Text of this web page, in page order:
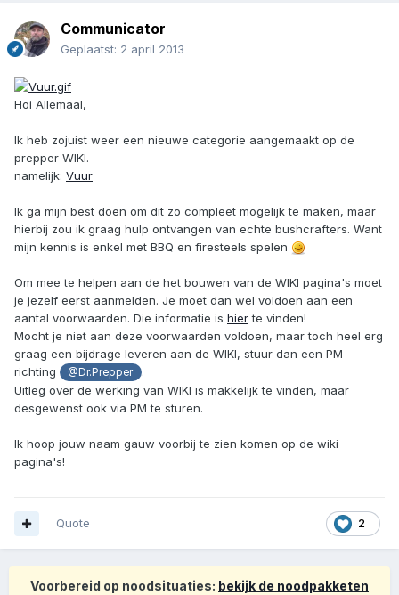
Communicator
Geplaatst: 2 april 2013
Hoi Allemaal,
Ik heb zojuist weer een nieuwe categorie aangemaakt op de
prepper WIKI.
namelijk: Vuur
Ik ga mijn best doen om dit zo compleet mogelijk te maken, maar
hierbij zou ik graag hulp ontvangen van echte bushcrafters. Want
mijn kennis is enkel met BBQ en firesteels spelen
Om mee te helpen aan de het bouwen van de WIKI pagina's moet
je jezelf eerst aanmelden. Je moet dan wel voldoen aan een
aantal voorwaarden. Die informatie is hierte vinden!
Mocht je niet aan deze voorwaarden voldoen, maar toch heel erg
graag een bijdrage leveren aan de WIKI, stuur dan een PM
richting
@Dr.Prepper
.
Uitleg over de werking van WIKI is makkelijk te vinden, maar
desgewenst ook via PM te sturen.
Ik hoop jouw naam gauw voorbij te zien komen op de wiki
pagina's!
2
Quote
Voorbereid op noodsituaties: bekijk de noodpakketen